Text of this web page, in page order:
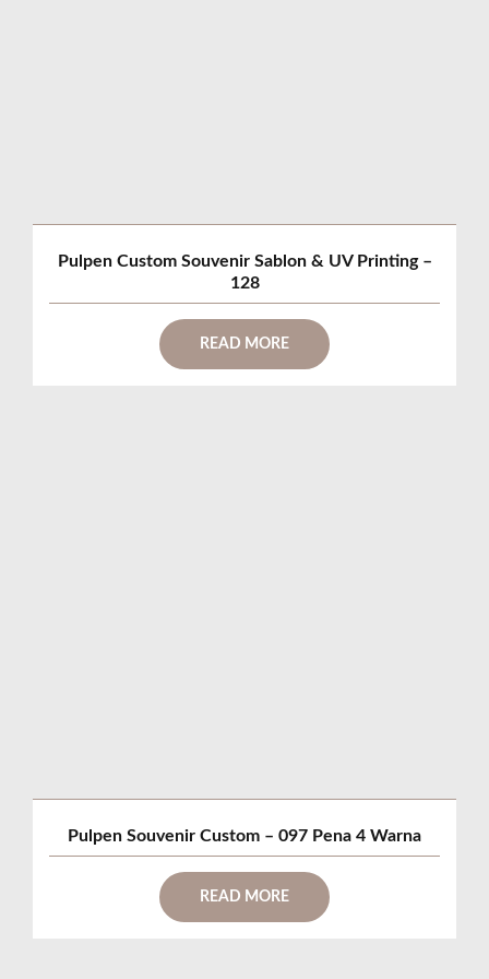
Pulpen Custom Souvenir Sablon & UV Printing –
128
READ MORE
Pulpen Souvenir Custom – 097 Pena 4 Warna
READ MORE